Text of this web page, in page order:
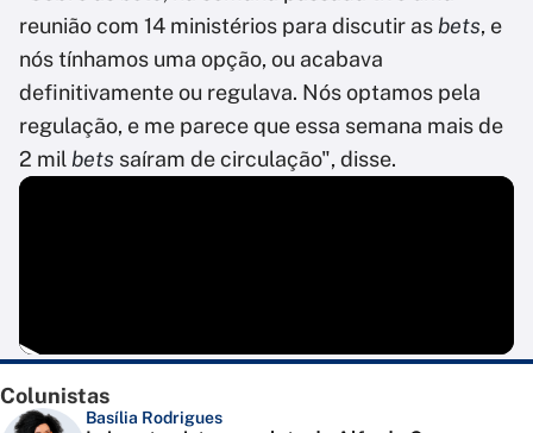
reunião com 14 ministérios para discutir asbets, e
nós tínhamos uma opção, ou acabava
definitivamente ou regulava. Nós optamos pela
regulação, e me parece que essa semana mais de
2 milbets saíram de circulação", disse.
Colunistas
Basília Rodrigues